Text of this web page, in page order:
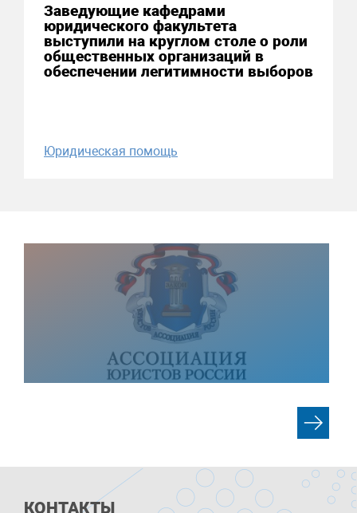
Заведующие кафедрами
юридического факультета
выступили на круглом столе о роли
общественных организаций в
обеспечении легитимности выборов
Юридическая помощь
КОНТАКТЫ